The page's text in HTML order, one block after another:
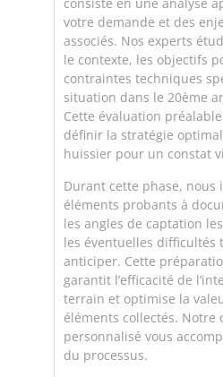
votre demande et des
associés. Nos experts
le contexte, les objectifs
contraintes techniques
situation dans le 20ème
Cette évaluation
définir la stratégie
huissier pour un constat
Durant cette phase, nous
éléments probants à
les angles de captation
les éventuelles difficultés
anticiper. Cette
garantit l’efficacité de
terrain et optimise la
éléments collectés. Notre
personnalisé vous
du processus.